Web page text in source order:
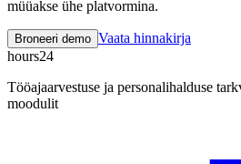
müüakse ühe platvormina.
Broneeri demo Vaata hinnakirja
hours24
Tööajaarvestuse ja personalihalduse
moodulit